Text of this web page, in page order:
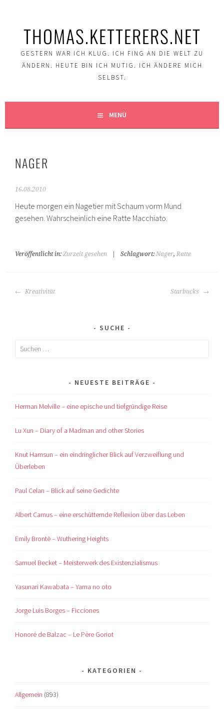
THOMAS.KETTERERS.NET
GESTERN WAR ICH KLUG. ICH FING AN DIE WELT ZU
ÄNDERN. HEUTE BIN ICH MUTIG. ICH ÄNDERE MICH
SELBST.
MENÜ
NAGER
16.08.2010
Heute morgen ein Nagetier mit Schaum vorm Mund
gesehen. Wahrscheinlich eine Ratte Macchiato.
Veröffentlicht in:Zurzeit gesehen Schlagwort:Nager,Ratte
BEITRAGS-
Kreativität Starbucks
SUCHE
Suchen
NEUESTE BEITRÄGE
Herman Melville – eine epische und tiefgründige Reise
Lu Xun – Diary of a Madman and other Stories
Knut Hamsun – ein eindringlicher Blick auf Verzweiflung und
Überleben
Paul Celan – Blick auf seine Gedichte
Albert Camus – eine erschütternde Reflexion über das Leben
Emily Brontë – Wuthering Heights
Samuel Becket – Meisterwerk des Existenzialismus
Yasunari Kawabata – Yama no oto
Jorge Luis Borges – Ficciones
Honoré de Balzac – Le Père Goriot
KATEGORIEN
Allgemein (893)